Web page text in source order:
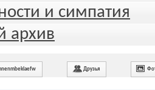
и симпатия
архив
Друзья